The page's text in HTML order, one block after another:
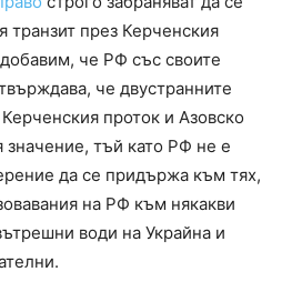
транзит през Керченския
че РФ със своите
че двустранните
проток и Азовско
значение, тъй като РФ не е
да се придържа към тях,
на РФ към някакви
води на Украйна и